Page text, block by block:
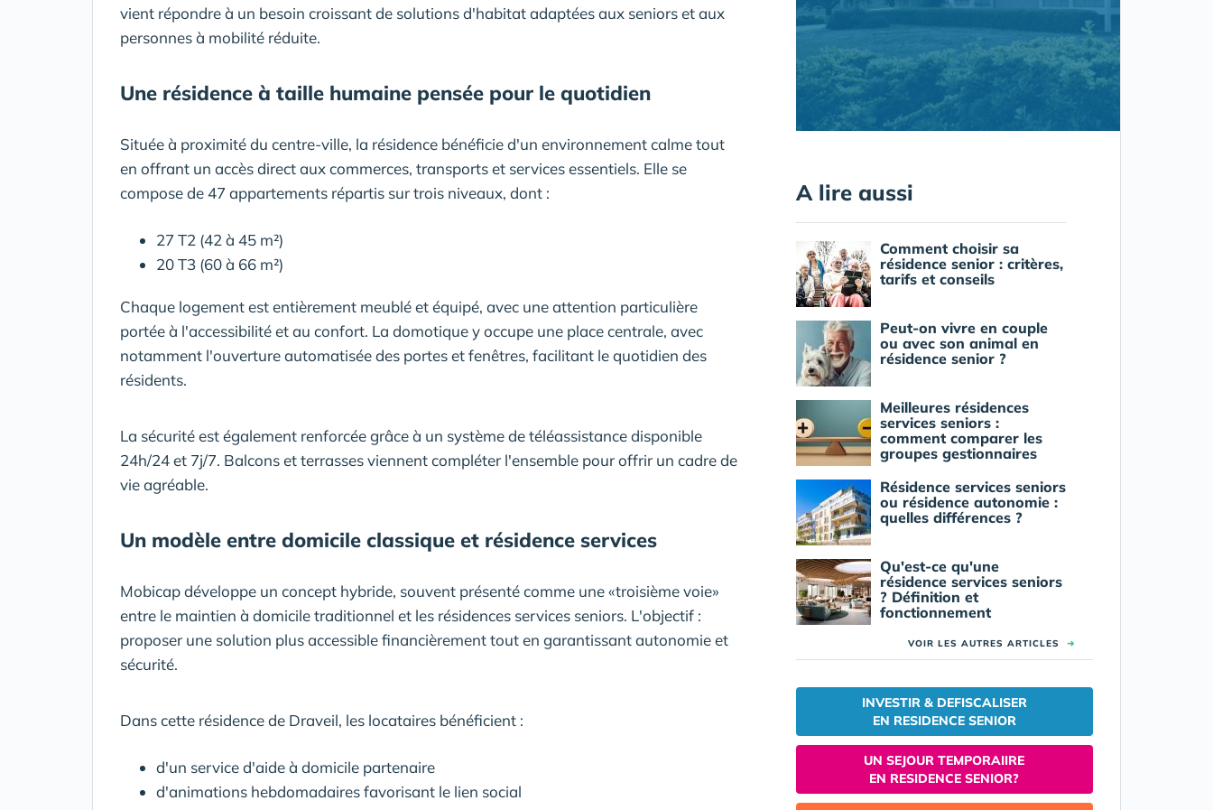
vient répondre à un besoin croissant de solutions d'habitat adaptées aux seniors et aux
personnes à mobilité réduite.
Une résidence à taille humaine pensée pour le quotidien
Située à proximité du centre-ville, la résidence bénéficie d'un environnement calme tout
en offrant un accès direct aux commerces, transports et services essentiels. Elle se
compose de 47 appartements répartis sur trois niveaux, dont :
27 T2 (42 à 45 m²)
20 T3 (60 à 66 m²)
Chaque logement est entièrement meublé et équipé, avec une attention particulière
portée à l'accessibilité et au confort. La domotique y occupe une place centrale, avec
notamment l'ouverture automatisée des portes et fenêtres, facilitant le quotidien des
résidents.
La sécurité est également renforcée grâce à un système de téléassistance disponible
24h/24 et 7j/7. Balcons et terrasses viennent compléter l'ensemble pour offrir un cadre de
vie agréable.
Un modèle entre domicile classique et résidence services
Mobicap développe un concept hybride, souvent présenté comme une «troisième voie»
entre le maintien à domicile traditionnel et les résidences services seniors. L'objectif :
proposer une solution plus accessible financièrement tout en garantissant autonomie et
sécurité.
Dans cette résidence de Draveil, les locataires bénéficient :
d'un service d'aide à domicile partenaire
d'animations hebdomadaires favorisant le lien social
A lire aussi
Comment choisir sa
résidence senior : critères,
tarifs et conseils
Peut-on vivre en couple
ou avec son animal en
résidence senior ?
Meilleures résidences
services seniors :
comment comparer les
groupes gestionnaires
Résidence services seniors
ou résidence autonomie :
quelles différences ?
Qu'est-ce qu'une
résidence services seniors
? Définition et
fonctionnement
VOIR LES AUTRES ARTICLES ➜
INVESTIR & DEFISCALISER
EN RESIDENCE SENIOR
UN SEJOUR TEMPORAIIRE
EN RESIDENCE SENIOR?